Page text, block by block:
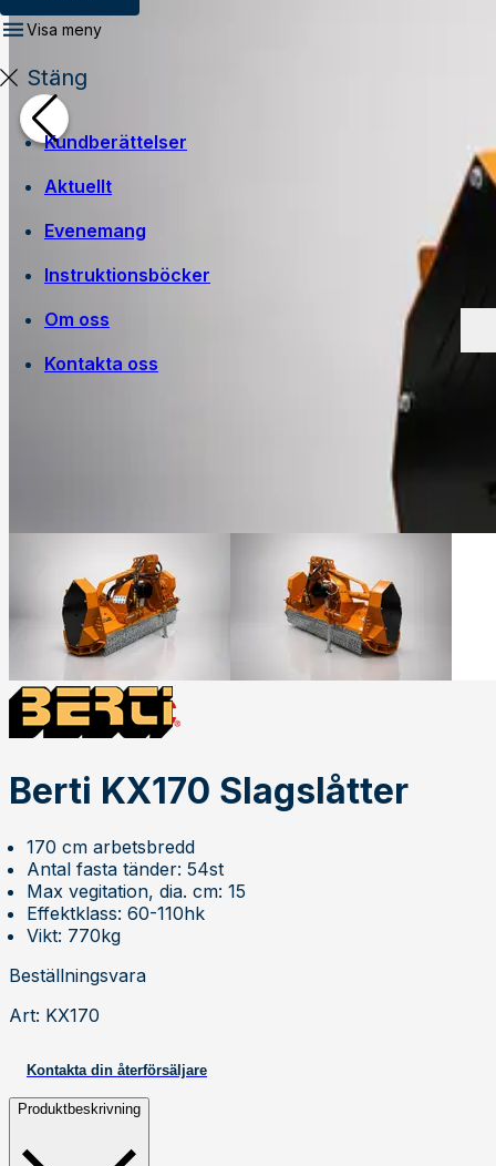
Visa meny
Stäng
Kundberättelser
Aktuellt
Evenemang
Instruktionsböcker
Om oss
Egen tillverkning
Kontakta oss
Berti KX170 Slagslåtter
170 cm arbetsbredd
Antal fasta tänder: 54st
Max vegitation, dia. cm: 15
Effektklass: 60-110hk
Vikt: 770kg
Beställningsvara
Art: KX170
Kontakta din återförsäljare
Produktbeskrivning